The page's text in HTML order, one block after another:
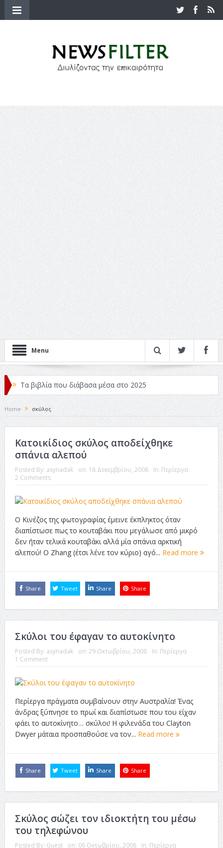
Menu
Τα βιβλία που διάβασα μέσα στο 2025
Κριτικές ταινιών: Ο Ντι Κάπριο και ο Λάνθιμος
Σχεδιασμός που «Μιλάει» Χωρίς Λέξεις
Σπιρτόκουτο: η απόλυτη αντισυμβατική καλοκαιρινή
ταινία
Το Top 5 της εβδομάδας #517
Το νουάρ στον ελληνικό κινηματογράφο
Η Φροντίδα Έχει Πολλές Μορφές: Κι Όλες Σε Αφορούν
Τρία Βήματα Μπροστά για Σένα και την Επιχείρησή σου
Όψεις και Απόψεις
Αξίζει άραγε?
Home σκύλος
Κατοικίδιος σκύλος αποδείχθηκε
σπάνια αλεπού
Posted By: asynadak on: 18 Δεκεμβρίου, 2008 In: Περίεργα
2 Comments
Ο Κινέζος της φωτογραφίας έμεινε έκπληκτος όταν
διαπίστωσε πως το κουταβάκι που μεγάλωσε από μικρό
δεν ήταν τελικά κουταβάκι αλλά μία σπάνια αρκτική
αλεπού! Ο Zhang (έτσι λένε τον κύριο) αγό... Read more
Share Tweet Share Share
Σκύλοι του έφαγαν το αυτοκίνητο
Posted By: asynadak on: 29 Οκτωβρίου, 2008 In: Περίεργα
1 Comment
Περίεργα πράγματα συμβαίνουν στην Αυστραλία! Ένας
άνδρας ξύπνησε το πρωί και διαπίστωσε που του είχαν
φάει το αυτοκίνητο… σκύλοι! Η φιλενάδα του Clayton
Dwyer μάταια προσπαθούσε να τον... Read more
Share Tweet Share Share
Σκύλος σώζει τον ιδιοκτήτη του μέσω
του τηλεφώνου
Posted By: Guest on: 06 Οκτωβρίου, 2008 In: Περίεργα